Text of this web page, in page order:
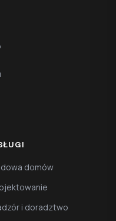
domów
i doradztwo